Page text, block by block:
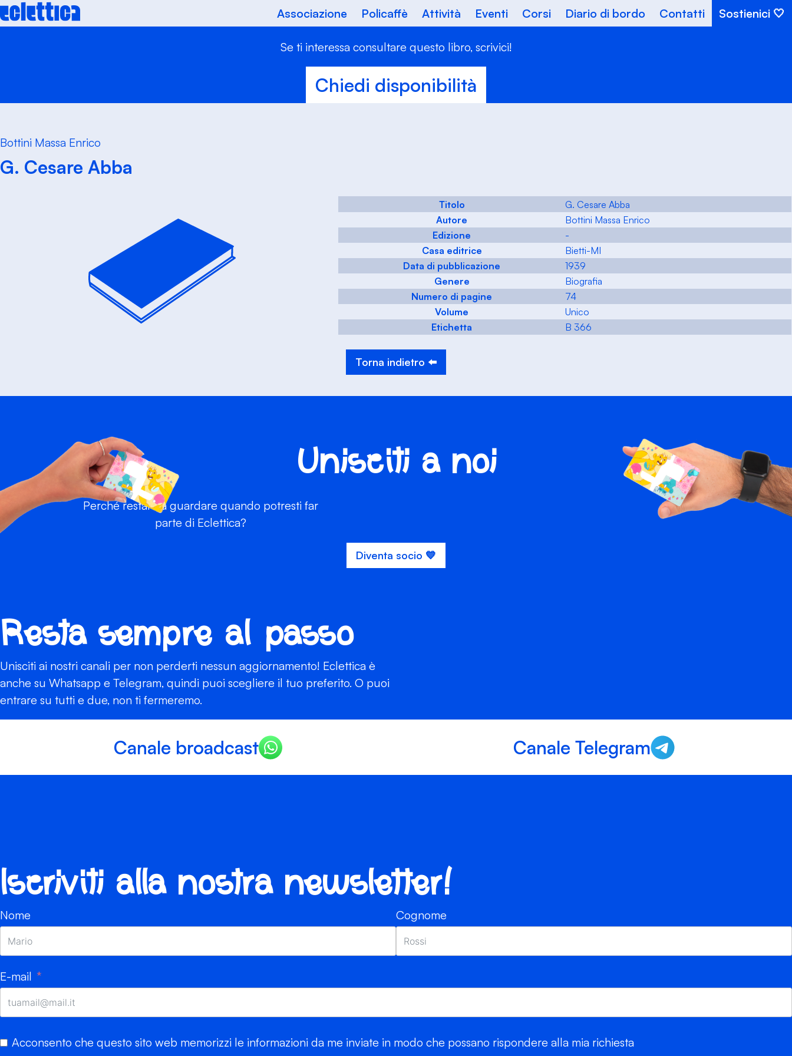
Skip
to
Associazione Policaffè Attività Eventi Corsi Diario di bordo Contatti Sostienici
Se ti interessa consultare questo libro, scrivici!
Chiedi disponibilità
Bottini Massa Enrico
G. Cesare Abba
Titolo
G. Cesare Abba
Autore
Bottini Massa Enrico
Edizione
-
Casa editrice
Bietti-MI
Data di pubblicazione
1939
Genere
Biografia
Numero di pagine
74
Volume
Unico
Etichetta
B 366
Torna indietro ⬅️
Unisciti a noi
Perché restare a guardare quando potresti far
parte di Eclettica?
Diventa socio 💙
Resta sempre al passo
Unisciti ai nostri canali per non perderti nessun aggiornamento! Eclettica è
anche su Whatsapp e Telegram, quindi puoi scegliere il tuo preferito. O puoi
entrare su tutti e due, non ti fermeremo.
Canale broadcast Canale Telegram
Iscriviti alla nostra newsletter!
Nome Cognome
E-mail
Acconsento che questo sito web memorizzi le informazioni da me inviate in modo che possano rispondere alla mia richiesta